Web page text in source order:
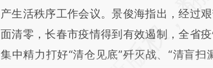
产生活秩序工作会议。景俊海指出，经过
面清零，长春市疫情得到有效遏制，全省
集中精力打好“清仓见底”歼灭战、“清盲扫